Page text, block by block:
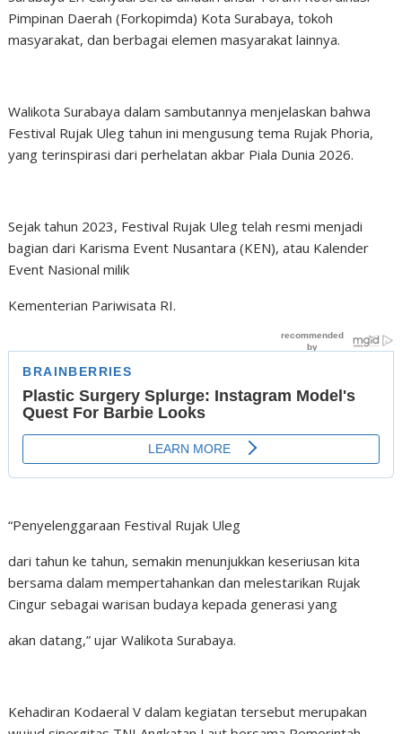
Pimpinan Daerah (Forkopimda) Kota Surabaya, tokoh
masyarakat, dan berbagai elemen masyarakat lainnya.
Walikota Surabaya dalam sambutannya menjelaskan bahwa
Festival Rujak Uleg tahun ini mengusung tema Rujak Phoria,
yang terinspirasi dari perhelatan akbar Piala Dunia 2026.
Sejak tahun 2023, Festival Rujak Uleg telah resmi menjadi
bagian dari Karisma Event Nusantara (KEN), atau Kalender
Event Nasional milik
Kementerian Pariwisata RI.
“Penyelenggaraan Festival Rujak Uleg
dari tahun ke tahun, semakin menunjukkan keseriusan kita
bersama dalam mempertahankan dan melestarikan Rujak
Cingur sebagai warisan budaya kepada generasi yang
akan datang,” ujar Walikota Surabaya.
Kehadiran Kodaeral V dalam kegiatan tersebut merupakan